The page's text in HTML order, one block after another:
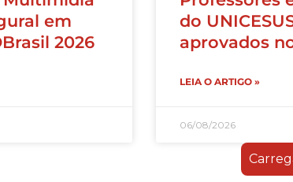
em
2026
do
aprovados
LEIA O ARTIGO »
06/08/2026